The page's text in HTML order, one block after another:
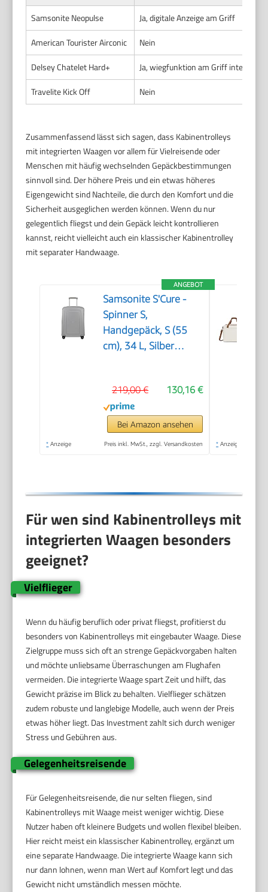
Samsonite Neopulse
Ja, digitale Anzeige am Griff
American Tourister Airconic
Nein
Delsey Chatelet Hard+
Ja, wiegfunktion am Griff integriert
Travelite Kick Off
Nein
Zusammenfassend lässt sich sagen, dass Kabinentrolleys
mit integrierten Waagen vor allem für Vielreisende oder
Menschen mit häufig wechselnden Gepäckbestimmungen
sinnvoll sind. Der höhere Preis und ein etwas höheres
Eigengewicht sind Nachteile, die durch den Komfort und die
Sicherheit ausgeglichen werden können. Wenn du nur
gelegentlich fliegst und dein Gepäck leicht kontrollieren
kannst, reicht vielleicht auch ein klassischer Kabinentrolley
mit separater Handwaage.
ANGEBOT
Samsonite S'Cure -
Spinner S,
Handgepäck, S (55
cm), 34 L, Silber
130,16 €
219,00 €
Bei Amazon ansehen
* Anzeige Preis inkl. MwSt., zzgl. Versandkosten * Anzeige
Für wen sind Kabinentrolleys mit
integrierten Waagen besonders
geeignet?
Vielflieger
Wenn du häufig beruflich oder privat fliegst, profitierst du
besonders von Kabinentrolleys mit eingebauter Waage. Diese
Zielgruppe muss sich oft an strenge Gepäckvorgaben halten
und möchte unliebsame Überraschungen am Flughafen
vermeiden. Die integrierte Waage spart Zeit und hilft, das
Gewicht präzise im Blick zu behalten. Vielflieger schätzen
zudem robuste und langlebige Modelle, auch wenn der Preis
etwas höher liegt. Das Investment zahlt sich durch weniger
Stress und Gebühren aus.
Gelegenheitsreisende
Für Gelegenheitsreisende, die nur selten fliegen, sind
Kabinentrolleys mit Waage meist weniger wichtig. Diese
Nutzer haben oft kleinere Budgets und wollen flexibel bleiben.
Hier reicht meist ein klassischer Kabinentrolley, ergänzt um
eine separate Handwaage. Die integrierte Waage kann sich
nur dann lohnen, wenn man Wert auf Komfort legt und das
Gewicht nicht umständlich messen möchte.